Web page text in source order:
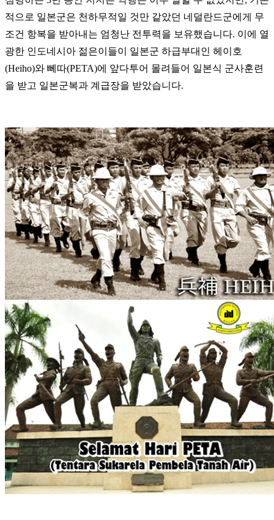
적으로 일본군은 천하무적일 것만 같았던 네덜란드군에게 무
조건 항복을 받아내는 엄청난 전투력을 보유했습니다. 이에 열
광한 인도네시아 젊은이들이 일본군 하급부대인 헤이호
(Heiho)와 뻬따(PETA)에 앞다투어 몰려들어 일본식 군사훈련
을 받고 일본군복과 계급장을 받았습니다.